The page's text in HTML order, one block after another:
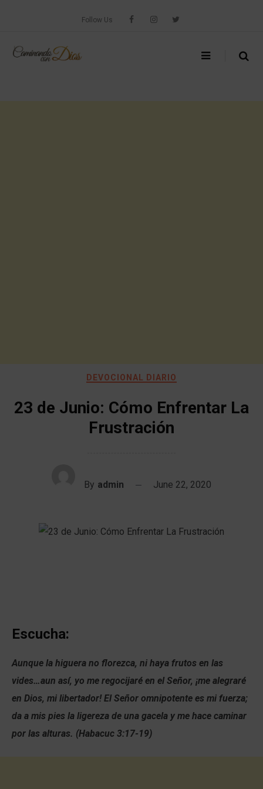
Follow Us
DEVOCIONAL DIARIO
23 de Junio: Cómo Enfrentar La
Frustración
By admin June 22, 2020
Escucha:
Aunque la higuera no florezca, ni haya frutos en las
vides…aun así, yo me regocijaré en el Señor, ¡me alegraré
en Dios, mi libertador! El Señor omnipotente es mi fuerza;
da a mis pies la ligereza de una gacela y me hace caminar
por las alturas. (Habacuc 3:17-19)